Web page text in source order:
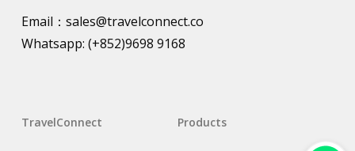
Email： sales@travelconnect.co
Whatsapp: (+852)9698 9168
TravelConnect Products